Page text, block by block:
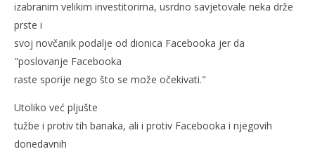
izabranim velikim investitorima, usrdno savjetovale neka drže
prste i
svoj novčanik podalje od dionica Facebooka jer da
"poslovanje Facebooka
raste sporije nego što se može očekivati."
Utoliko već pljušte
tužbe i protiv tih banaka, ali i protiv Facebooka i njegovih
donedavnih